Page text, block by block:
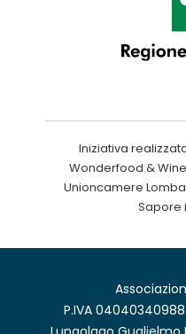
Iniziativa
Wonderfood &
Unioncamere
Sapore
P.IVA